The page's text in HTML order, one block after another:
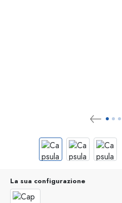
La sua configurazione